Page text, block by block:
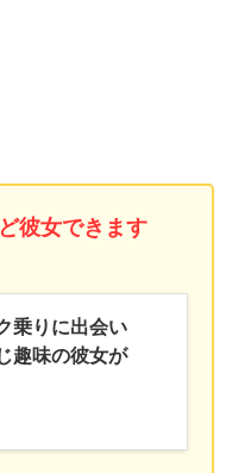
彼女できます
乗りに出会い
趣味の彼女が